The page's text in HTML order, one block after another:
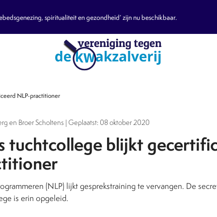
spiritualiteit en gezondheid’ zijn nu beschikbaar.
NLP-practitioner
en Broer Scholtens | Geplaatst: 08 oktober 2020
tuchtcollege blijkt
(NLP) lijkt gesprekstraining te vervangen. De
is erin opgeleid.